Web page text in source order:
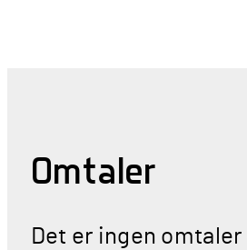
Omtaler
Det er ingen omtaler